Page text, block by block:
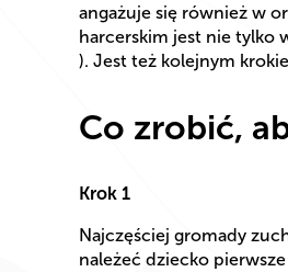
angażuje się również w
harcerskim jest nie tylko
). Jest też kolejnym
Co zrobić,
Krok 1
Najczęściej gromady
należeć dziecko